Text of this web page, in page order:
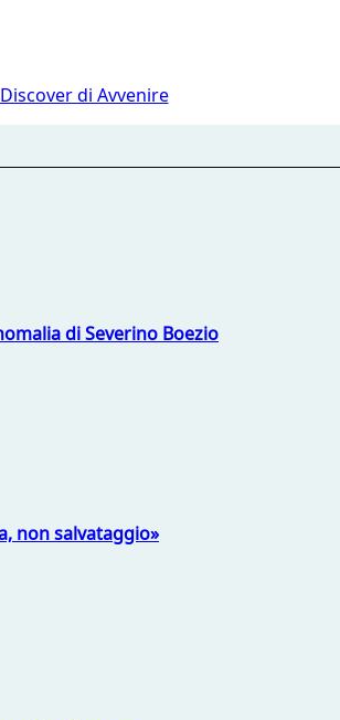
di Avvenire
di Severino Boezio
non salvataggio»